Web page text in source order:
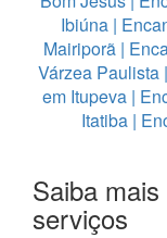
Ibiúna|
Mairiporã|
Várzea Paulista|
em Itupeva |
Itatiba |
Saiba
serviços